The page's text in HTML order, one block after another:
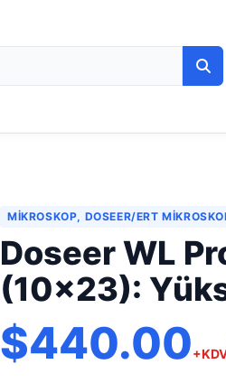
MIKROSKOP, DOSEER/ERT
Doseer WL
(10x23):
$440.00